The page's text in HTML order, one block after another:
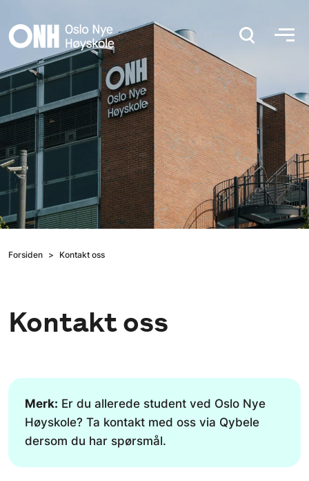
Forsiden Kontakt oss
Kontakt oss
Merk: Er du allerede student ved Oslo Nye
Høyskole? Ta kontakt med oss via Qybele
dersom du har spørsmål.